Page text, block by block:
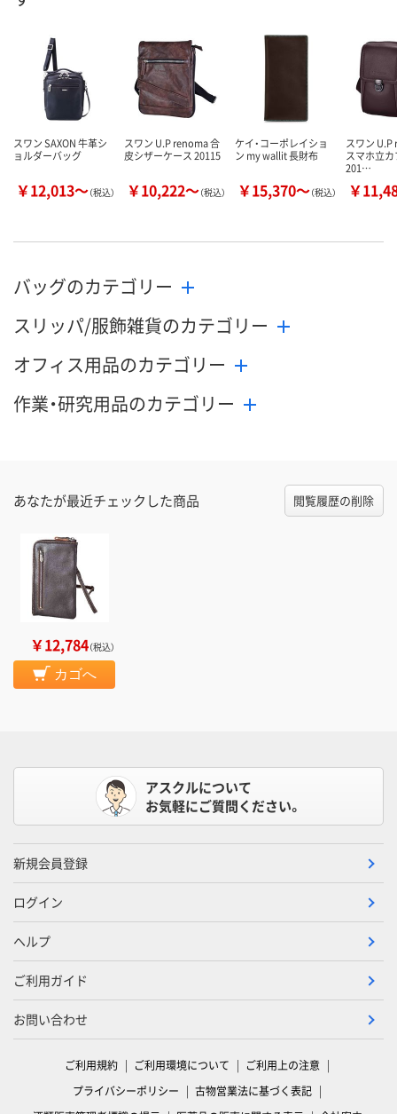
スワン SAXON 牛革シ
ョルダーバッグ
￥12,013～（税込）
スワン U.P renoma 合
皮シザーケース 20115
￥10,222～（税込）
ケイ・コーポレイショ
ン my wallit 長財布
￥15,370～（税込）
スワン
スマホ立
201…
￥
バッグのカテゴリー
スリッパ/服飾雑貨のカテゴリー
オフィス用品のカテゴリー
作業・研究用品のカテゴリー
あなたが最近チェックした商品 閲覧履歴の削除
￥12,784（税込）
カゴへ
アスクルについて
お気軽にご質問ください。
新規会員登録
ログイン
ヘルプ
ご利用ガイド
お問い合わせ
ご利用規約 ご利用環境について
ご利用上の注意
プライバシーポリシー
古物営業法に基づく表記